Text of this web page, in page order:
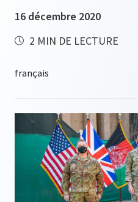
16 décembre 2020
2 MIN DE LECTURE